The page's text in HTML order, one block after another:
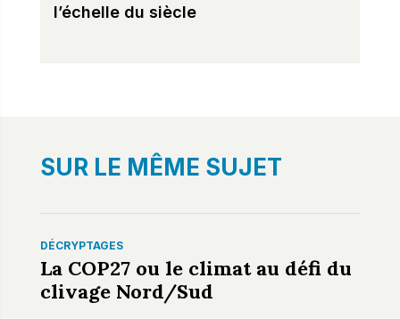
l’échelle du siècle
SUR LE MÊME SUJET
DÉCRYPTAGES
La COP27 ou le climat au défi du
clivage Nord/Sud